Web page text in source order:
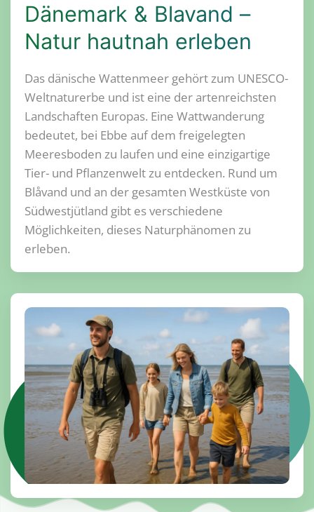
Dänemark & Blavand –
Natur hautnah erleben
Das dänische Wattenmeer gehört zum UNESCO-
Weltnaturerbe und ist eine der artenreichsten
Landschaften Europas. Eine Wattwanderung
bedeutet, bei Ebbe auf dem freigelegten
Meeresboden zu laufen und eine einzigartige
Tier- und Pflanzenwelt zu entdecken. Rund um
Blåvand und an der gesamten Westküste von
Südwestjütland gibt es verschiedene
Möglichkeiten, dieses Naturphänomen zu
erleben.